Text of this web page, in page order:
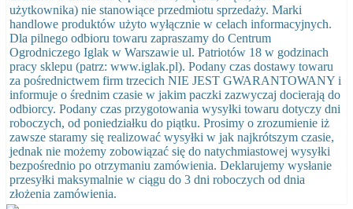
użytkownika) nie stanowiące przedmiotu sprzedaży. Marki
handlowe produktów użyto wyłącznie w celach informacyjnych.
Dla pilnego odbioru towaru zapraszamy do Centrum
Ogrodniczego Iglak w Warszawie ul. Patriotów 18 w godzinach
pracy sklepu (patrz: www.iglak.pl). Podany czas dostawy towaru
za pośrednictwem firm trzecich NIE JEST GWARANTOWANY i
informuje o średnim czasie w jakim paczki zazwyczaj docierają do
odbiorcy. Podany czas przygotowania wysyłki towaru dotyczy dni
roboczych, od poniedziałku do piątku. Prosimy o zrozumienie iż
zawsze staramy się realizować wysyłki w jak najkrótszym czasie,
jednak nie możemy zobowiązać się do natychmiastowej wysyłki
bezpośrednio po otrzymaniu zamówienia. Deklarujemy wysłanie
przesyłki maksymalnie w ciągu do 3 dni roboczych od dnia
złożenia zamówienia.